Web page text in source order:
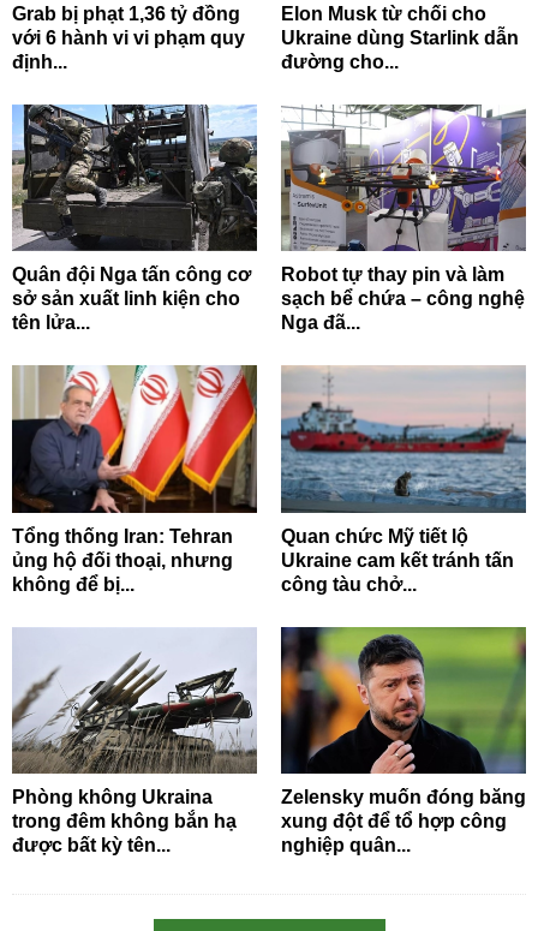
Grab bị phạt 1,36 tỷ đồng
với 6 hành vi vi phạm quy
định...
Elon Musk từ chối cho
Ukraine dùng Starlink dẫn
đường cho...
Quân đội Nga tấn công cơ
sở sản xuất linh kiện cho
tên lửa...
Robot tự thay pin và làm
sạch bể chứa – công nghệ
Nga đã...
Tổng thống Iran: Tehran
ủng hộ đối thoại, nhưng
không để bị...
Quan chức Mỹ tiết lộ
Ukraine cam kết tránh tấn
công tàu chở...
Phòng không Ukraina
trong đêm không bắn hạ
được bất kỳ tên...
Zelensky muốn đóng băng
xung đột để tổ hợp công
nghiệp quân...